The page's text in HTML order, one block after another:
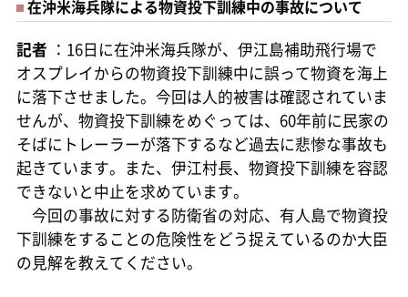
在沖米海兵隊による物資投下訓練中の事故について
記者 ：16日に在沖米海兵隊が、伊江島補助飛行場で
オスプレイからの物資投下訓練中に誤って物資を海上
に落下させました。今回は人的被害は確認されていま
せんが、物資投下訓練をめぐっては、60年前に民家の
そばにトレーラーが落下するなど過去に悲惨な事故も
起きています。また、伊江村長、物資投下訓練を容認
できないと中止を求めています。
今回の事故に対する防衛省の対応、有人島で物資投
下訓練をすることの危険性をどう捉えているのか大臣
の見解を教えてください。